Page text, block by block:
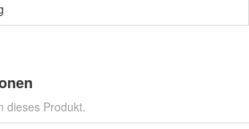
dieses Produkt.